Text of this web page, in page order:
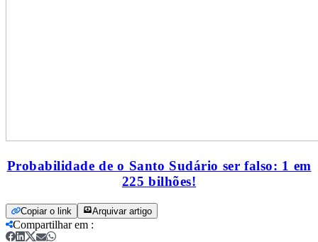
Probabilidade de o Santo Sudário ser falso: 1 em
225 bilhões!
Copiar o link Arquivar artigo
Compartilhar em :